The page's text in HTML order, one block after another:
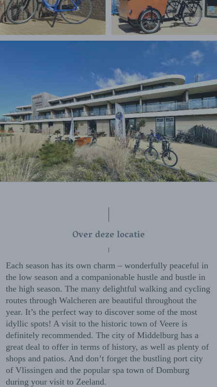
Over deze locatie
Each season has its own charm – wonderfully peaceful in
the low season and a companionable hustle and bustle in
the high season. The many delightful walking and cycling
routes through Walcheren are beautiful throughout the
year. It’s the perfect way to discover some of the most
idyllic spots! A visit to the historic town of Veere is
definitely recommended. The city of Middelburg has a
great deal to offer in terms of history, as well as plenty of
shops and patios. And don’t forget the bustling port city
of Vlissingen and the popular spa town of Domburg
during your visit to Zeeland.